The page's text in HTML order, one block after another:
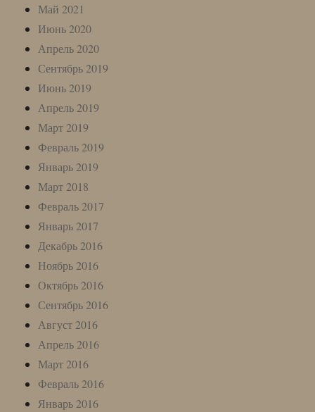
Май 2021
Июнь 2020
Апрель 2020
Сентябрь 2019
Июнь 2019
Апрель 2019
Март 2019
Февраль 2019
Январь 2019
Март 2018
Февраль 2017
Январь 2017
Декабрь 2016
Ноябрь 2016
Октябрь 2016
Сентябрь 2016
Август 2016
Апрель 2016
Март 2016
Февраль 2016
Январь 2016